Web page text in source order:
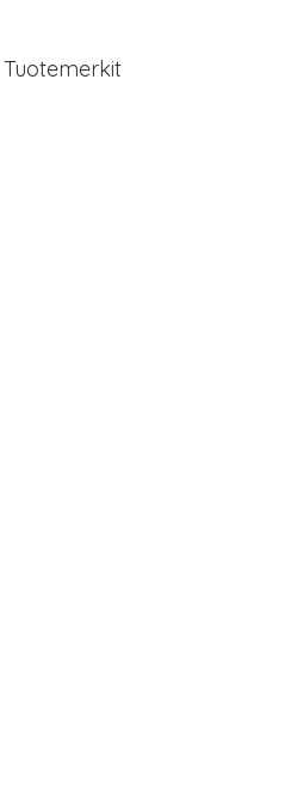
Tuotemerkit